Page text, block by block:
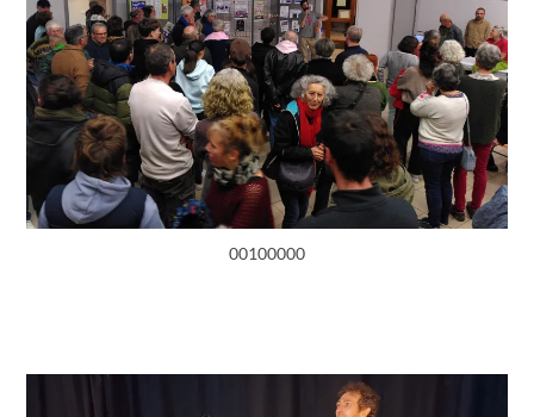
00100000